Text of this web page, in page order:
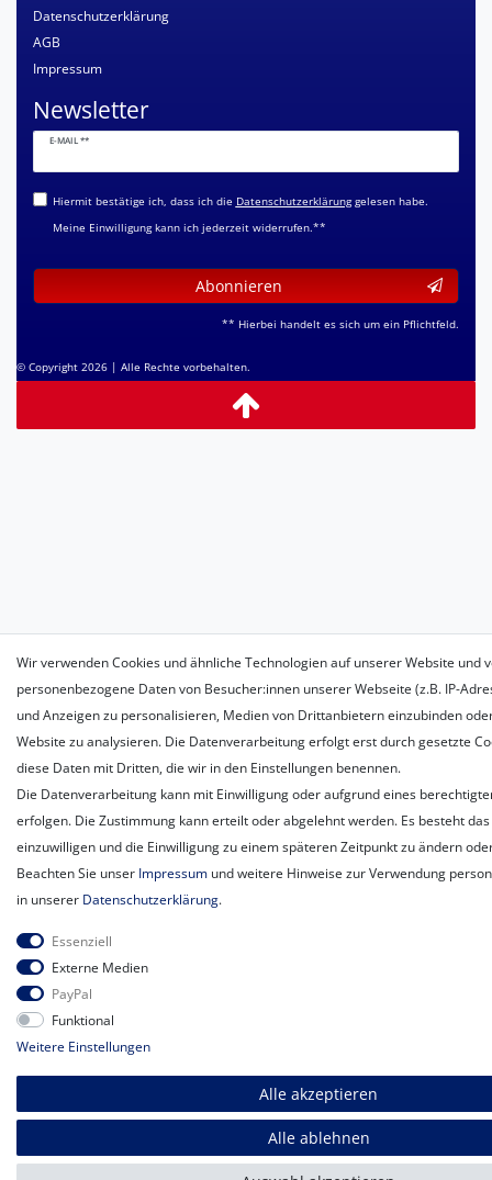
Datenschutzerklärung
AGB
Impressum
Newsletter
E-MAIL **
Newsletter
Honig
Hiermit bestätige ich, dass ich die Daten­schutz­erklärunggelesen habe.
Meine Einwilligung kann ich jederzeit widerrufen.**
Abonnieren
** Hierbei handelt es sich um ein Pflichtfeld.
© Copyright 2026 | Alle Rechte vorbehalten.
Wir verwenden Cookies und ähnliche Technologien auf unserer Website und
personenbezogene Daten von Besucher:innen unserer Webseite (z.B. IP-
und Anzeigen zu personalisieren, Medien von Drittanbietern einzubinden
Website zu analysieren. Die Datenverarbeitung erfolgt erst durch gesetzte
diese Daten mit Dritten, die wir in den Einstellungen benennen.
Die Datenverarbeitung kann mit Einwilligung oder aufgrund eines
erfolgen. Die Zustimmung kann erteilt oder abgelehnt werden. Es besteht das
einzuwilligen und die Einwilligung zu einem späteren Zeitpunkt zu ändern
Beachten Sie unser Impressum und weitere Hinweise zur Verwendung
in unserer Daten­schutz­erklärung.
Essenziell
Externe Medien
PayPal
Funktional
Weitere Einstellungen
Alle akzeptieren
Alle ablehnen